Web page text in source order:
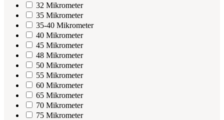
32 Mikrometer
35 Mikrometer
35-40 Mikrometer
40 Mikrometer
45 Mikrometer
48 Mikrometer
50 Mikrometer
55 Mikrometer
60 Mikrometer
65 Mikrometer
70 Mikrometer
75 Mikrometer